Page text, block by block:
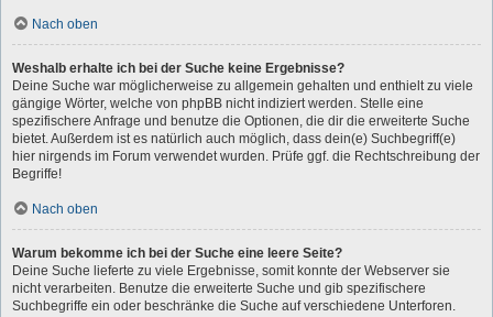
Nach oben
Weshalb erhalte ich bei der Suche keine Ergebnisse?
Deine Suche war möglicherweise zu allgemein gehalten und enthielt zu viele
gängige Wörter, welche von phpBB nicht indiziert werden. Stelle eine
spezifischere Anfrage und benutze die Optionen, die dir die erweiterte Suche
bietet. Außerdem ist es natürlich auch möglich, dass dein(e) Suchbegriff(e)
hier nirgends im Forum verwendet wurden. Prüfe ggf. die Rechtschreibung der
Begriffe!
Nach oben
Warum bekomme ich bei der Suche eine leere Seite?
Deine Suche lieferte zu viele Ergebnisse, somit konnte der Webserver sie
nicht verarbeiten. Benutze die erweiterte Suche und gib spezifischere
Suchbegriffe ein oder beschränke die Suche auf verschiedene Unterforen.